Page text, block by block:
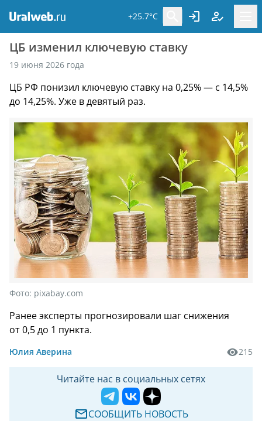
+25.7°C
ЦБ изменил ключевую ставку
19 июня 2026 года
ЦБ РФ понизил ключевую ставку на 0,25% — с 14,5%
до 14,25%. Уже в девятый раз.
Фото: pixabay.com
Ранее эксперты прогнозировали шаг снижения
от 0,5 до 1 пункта.
Юлия Аверина 215
Читайте нас в социальных сетях
СООБЩИТЬ НОВОСТЬ